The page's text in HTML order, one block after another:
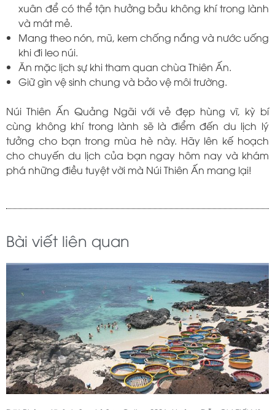
xuân để có thể tận hưởng bầu không khí trong lành
và mát mẻ.
Mang theo nón, mũ, kem chống nắng và nước uống
khi đi leo núi.
Ăn mặc lịch sự khi tham quan chùa Thiên Ấn.
Giữ gìn vệ sinh chung và bảo vệ môi trường.
Núi Thiên Ấn Quảng Ngãi với vẻ đẹp hùng vĩ, kỳ bí
cùng không khí trong lành sẽ là điểm đến du lịch lý
tưởng cho bạn trong mùa hè này. Hãy lên kế hoạch
cho chuyến du lịch của bạn ngay hôm nay và khám
phá những điều tuyệt vời mà Núi Thiên Ấn mang lại!
Bài viết liên quan